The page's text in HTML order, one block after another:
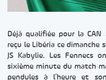
Déjà qualifiée pour la CAN
reçu le Libéria ce dimanche
JS Kabylie. Les Fennecs
sixième minute du match
pendules à l’heure et